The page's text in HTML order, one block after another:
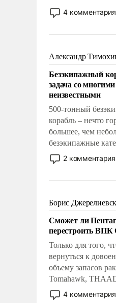
постепенно
отменяя
мужественным и
ударами судьбы,
ответственность,
слабым, идти
адаптироваться.
4 комментария
Александр
Безэкипажный
задача со многими
неизвестными
500-тонный
корабль – нечто
большее, чем
безэкипажные
применение
стало
сложна и
и ее реализация
поднимет наши
возможности.
2 комментария
Борис
Сможет ли
перестроить
Только для того,
вернуться к
объему запасов
Tomahawk,
США потребуется
лет. Даже
4 комментария